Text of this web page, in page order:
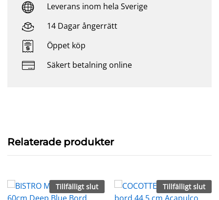
Leverans inom hela Sverige
14 Dagar ångerrätt
Öppet köp
Säkert betalning online
Relaterade produkter
Tillfälligt slut Tillfälligt slut